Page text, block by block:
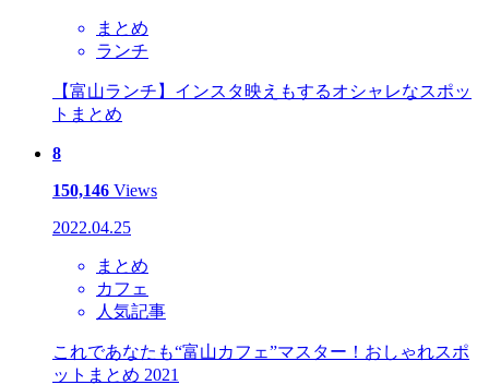
まとめ
ランチ
【富山ランチ】インスタ映えもするオシャレなスポッ
トまとめ
8
150,146 Views
2022.04.25
まとめ
カフェ
人気記事
これであなたも“富山カフェ”マスター！おしゃれスポ
ットまとめ 2021